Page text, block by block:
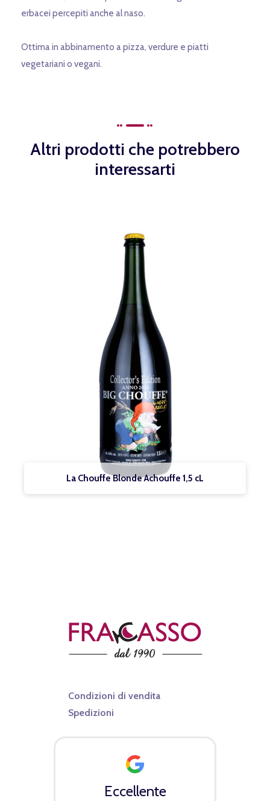
erbacei percepiti anche al naso.
Ottima in abbinamento a pizza, verdure e piatti
vegetariani o vegani.
Altri prodotti che potrebbero
interessarti
La Chouffe Blonde Achouffe 1,5 cL
Condizioni di vendita
Spedizioni
Eccellente